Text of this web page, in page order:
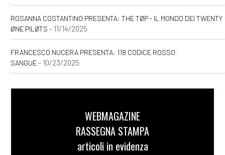
ROSANNA COSTANTINO PRESENTA: THE TØP - IL MONDO DEI TWENTY
ØNE PILØTS - 11/14/2025
FRANCESCO NUCERA PRESENTA: 118 CODICE ROSSO
SANGUE- 10/23/2025
WEBMAGAZINE
RASSEGNA STAMPA
articoli in evidenza